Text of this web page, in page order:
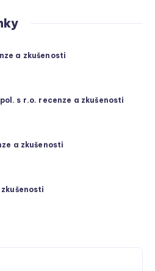
a zkušenosti
s r.o. recenze a zkušenosti
a zkušenosti